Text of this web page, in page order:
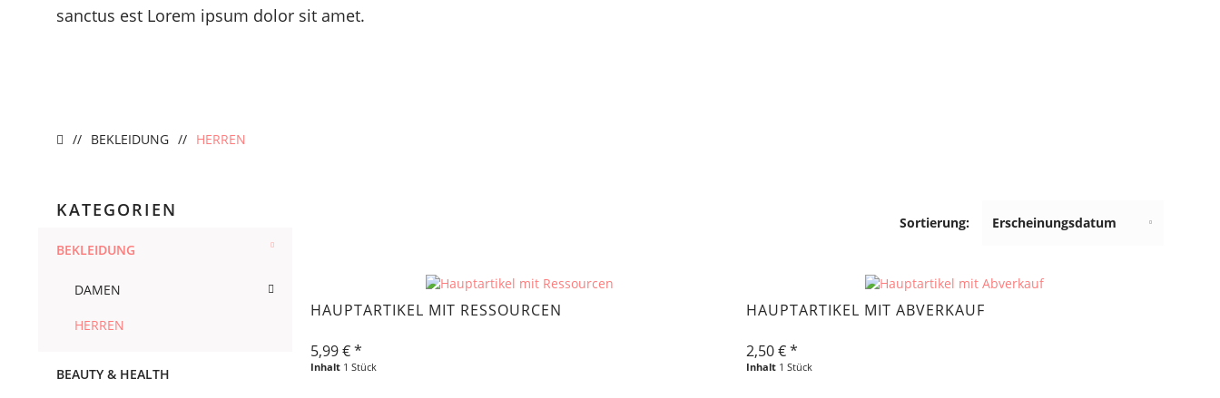
sanctus est Lorem ipsum dolor sit amet.
BEKLEIDUNG HERREN
KATEGORIEN
BEKLEIDUNG
DAMEN
HERREN
BEAUTY & HEALTH
Sortierung:
HAUPTARTIKEL MIT RESSOURCEN
Inhalt 1 Stück
5,99 € *
HAUPTARTIKEL MIT ABVERKAUF
Inhalt 1 Stück
2,50 € *